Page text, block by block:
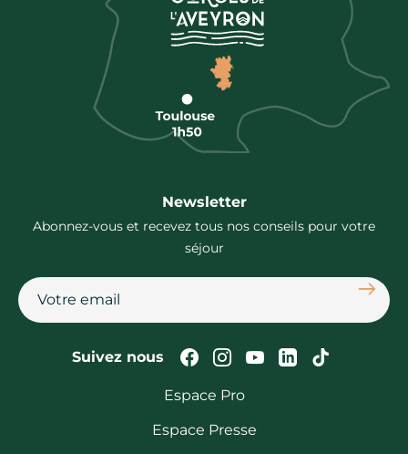
Newsletter
Abonnez-vous et recevez tous nos conseils pour votre
séjour
Suivez nous Suivez-nous sur
Suivez-nous sur
Suivez-nous
Suivez-Suivez-
Espace Pro
Espace Presse